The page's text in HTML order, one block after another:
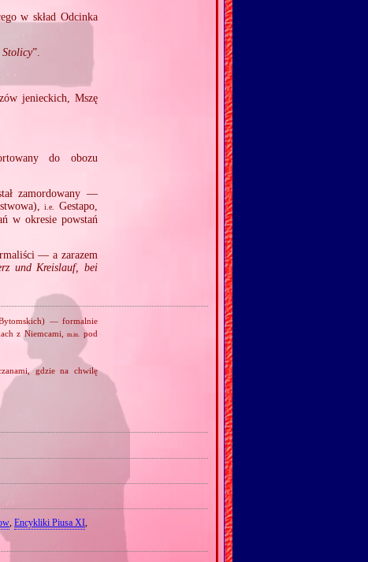
w skład Odcinka
Stolicy”.
jenieckich, Mszę
do obozu
zamordowany —
i.e.
Gestapo,
w okresie powstań
— a zarazem
und Kreislauf, bei
Bytomskich) — formalnie
z Niemcami,m.in. pod
gdzie na chwilę
, Encykliki Piusa XI,